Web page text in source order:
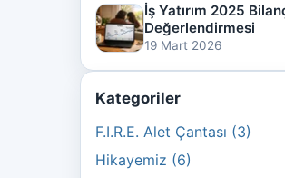
İş Yatırım 2025
Değerlendirmesi
19 Mart 2026
Kategoriler
F.I.R.E. Alet Çantası (3)
Hikayemiz (6)